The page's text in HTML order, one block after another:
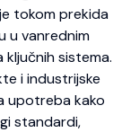
tokom prekida
u vanrednim
sistema.
i industrijske
upotreba kako
standardi,